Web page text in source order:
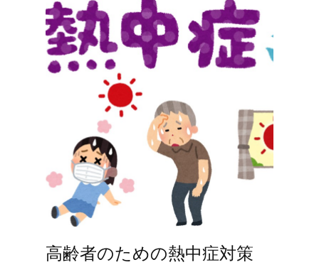
高齢者のための熱中症対策